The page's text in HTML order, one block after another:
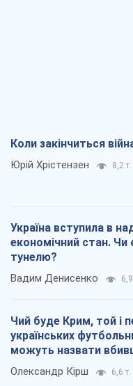
Коли закінчиться
Юрій Хрістензен 8,2 т.
Україна вступила в
економічний стан. Чи
тунелю?
Вадим Денисенко
Чий буде Крим, той і
українських
можуть назвати
Олександр Кірш 6,6 т.